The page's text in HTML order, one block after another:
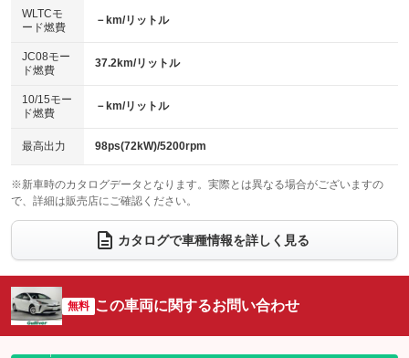
センターデフロック
：装備なし
電動格納ミラー
：装備あり
エアロ
：装備なし
：装備なし
パワーシート
ベンチシート
：装備なし
チップアップシート
：装備なし
：装備なし ：装備なし
ウォークスルー
：装備なし
電動リアゲート フロントカメラ
：装備なし
：装備なし ：装備なし
サイドカメラ
：装備なし ルーフレール
：装備なし
：装備なし
：装備なし
WLTCモ
ード燃費
－km/リットル
JC08モー
ド燃費
37.2km/リットル
10/15モー
ド燃費
－km/リットル
最高出力 98ps(72kW)/5200rpm
※新車時のカタログデータとなります。実際とは異なる場合がございますの
で、詳細は販売店にご確認ください。
カタログで車種情報を詳しく見る
無料 この車両に関するお問い合わせ